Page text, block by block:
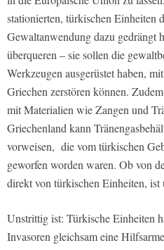
stationierten, türkischen Einheiten
Gewaltanwendung dazu gedrängt
überqueren – sie sollen die
Werkzeugen ausgerüstet haben,
Griechen zerstören können.
mit Materialien wie Zangen und
Griechenland kann
vorweisen, die vom türkischen
geworfen worden waren. Ob von
direkt von türkischen Einheiten, ist
Unstrittig ist: Türkische Einheiten
Invasoren gleichsam eine